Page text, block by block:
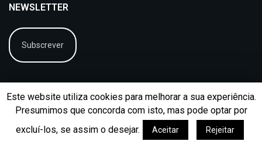
NEWSLETTER
Subscrever
© 2026BIP Ficha Técnica Arquivo Contactos
Este website utiliza cookies para melhorar a sua experiência.
Presumimos que concorda com isto, mas pode optar por
excluí-los, se assim o desejar.
Aceitar Rejeitar